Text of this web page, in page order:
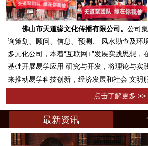
佛山市天道缘文化传播有限公司。 公司
询策划、顾问、信息、预测、 风水勘查及环
多元化公司，本着“互联网+”发展实践思想，
基础开展易学应用 研究与开发，将理论与实
来推动易学科技创新，经济发展和社会 文明
点击了解更多 >>
最新资讯